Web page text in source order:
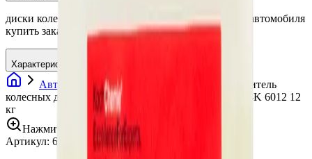
диски колес wheel химия автохимия средство авто автомобиля
купить заказать интернет магазин кох unna
Характеристики
Автохимия Очистители дисков
Очиститель
колесных дисков Koch Chemie FELGENREINIGER-K 6012 12
кг
Нажмите для увеличения
Артикул: 6012 Бренд: Koch Chemie